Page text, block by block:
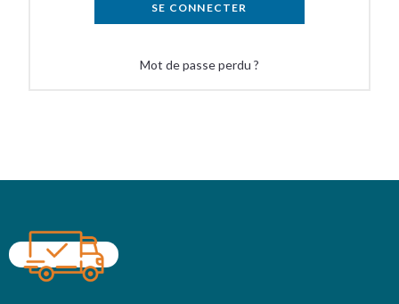
SE CONNECTER
Mot de passe perdu ?